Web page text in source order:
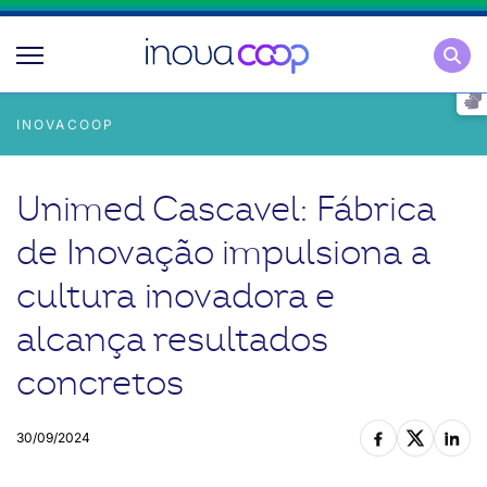
INOVACOOP
Unimed Cascavel: Fábrica
de Inovação impulsiona a
cultura inovadora e
alcança resultados
concretos
30/09/2024